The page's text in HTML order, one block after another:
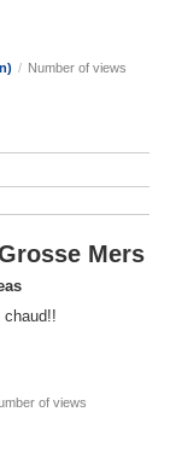
/ Number of views
Mers
chaud!!
of views